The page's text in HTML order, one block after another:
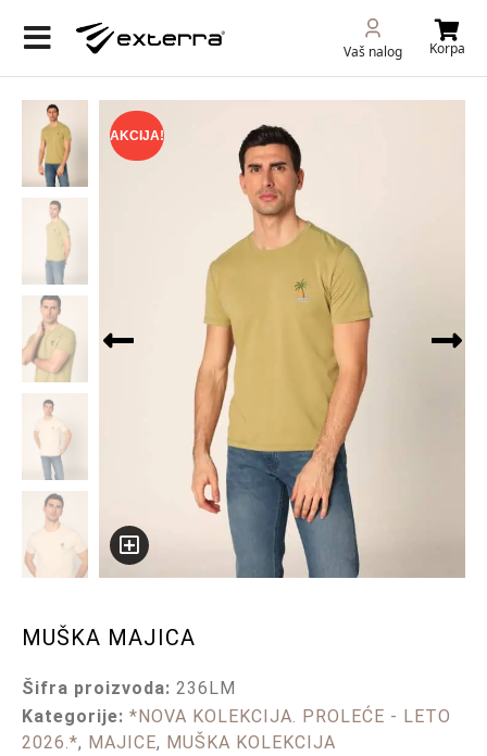
Vaš nalog Korpa
AKCIJA!
MUŠKA MAJICA
Šifra proizvoda: 236LM
Kategorije: *NOVA KOLEKCIJA. PROLEĆE - LETO
2026.*, MAJICE, MUŠKA KOLEKCIJA